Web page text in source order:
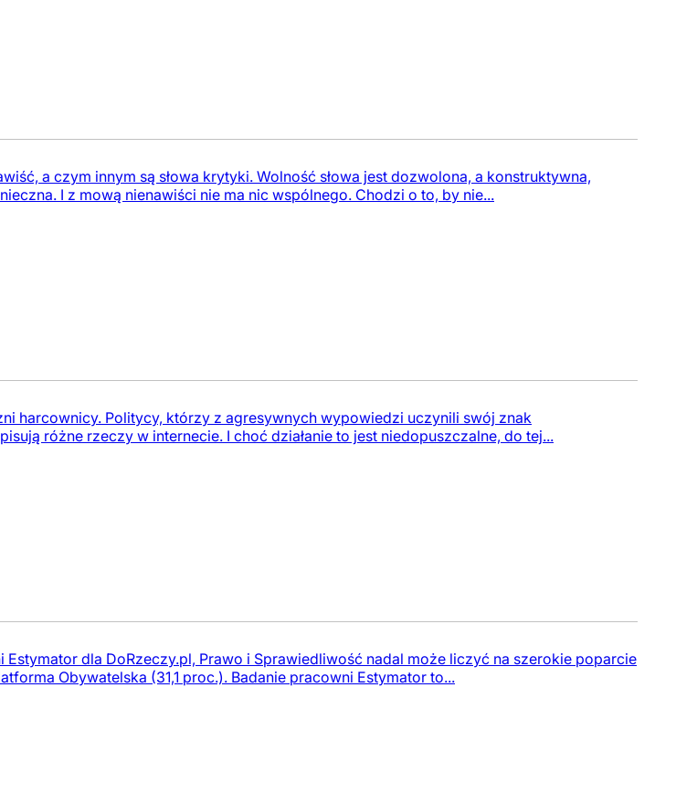
a czym innym są słowa krytyki. Wolność słowa jest dozwolona, a konstruktywna,
I z mową nienawiści nie ma nic wspólnego. Chodzi o to, by nie...
harcownicy. Politycy, którzy z agresywnych wypowiedzi uczynili swój znak
różne rzeczy w internecie. I choć działanie to jest niedopuszczalne, do tej...
dla DoRzeczy.pl, Prawo i Sprawiedliwość nadal może liczyć na szerokie poparcie
Obywatelska (31,1 proc.). Badanie pracowni Estymator to...